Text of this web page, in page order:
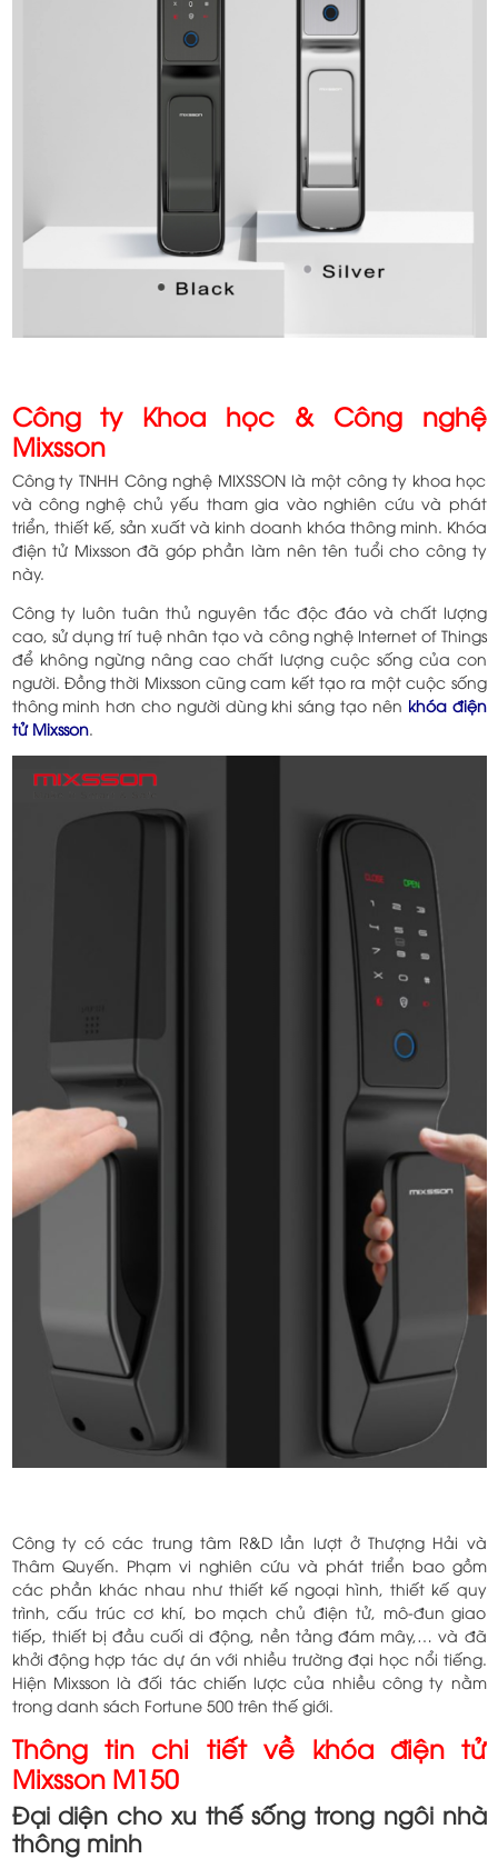
Công ty Khoa học & Công nghệ
Mixsson
Công ty TNHH Công nghệ MIXSSON là một công ty khoa học
và công nghệ chủ yếu tham gia vào nghiên cứu và phát
triển, thiết kế, sản xuất và kinh doanh khóa thông minh. Khóa
điện tử Mixsson đã góp phần làm nên tên tuổi cho công ty
này.
Công ty luôn tuân thủ nguyên tắc độc đáo và chất lượng
cao, sử dụng trí tuệ nhân tạo và công nghệ Internet of Things
để không ngừng nâng cao chất lượng cuộc sống của con
người. Đồng thời Mixsson cũng cam kết tạo ra một cuộc sống
thông minh hơn cho người dùng khi sáng tạo nên khóa điện
tử Mixsson.
Công ty có các trung tâm R&D lần lượt ở Thượng Hải và
Thâm Quyến. Phạm vi nghiên cứu và phát triển bao gồm
các phần khác nhau như thiết kế ngoại hình, thiết kế quy
trình, cấu trúc cơ khí, bo mạch chủ điện tử, mô-đun giao
tiếp, thiết bị đầu cuối di động, nền tảng đám mây,… và đã
khởi động hợp tác dự án với nhiều trường đại học nổi tiếng.
Hiện Mixsson là đối tác chiến lược của nhiều công ty nằm
trong danh sách Fortune 500 trên thế giới.
Thông tin chi tiết về khóa điện tử
Mixsson M150
Đại diện cho xu thế sống trong ngôi nhà
thông minh